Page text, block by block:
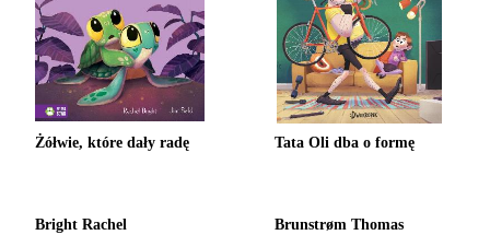
Żółwie, które dały radę
Bright Rachel
Tata Oli dba o formę
Brunstrøm Thomas